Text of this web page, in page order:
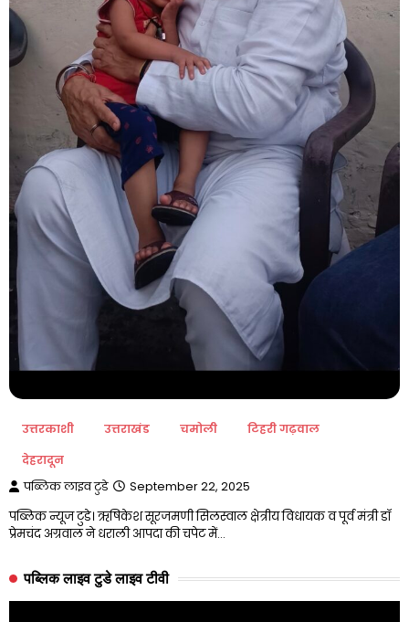
उत्तरकाशी उत्तराखंड चमोली
टिहरी गढ़वाल
देहरादून
पब्लिक लाइव टुडे
September 22, 2025
पब्लिक न्यूज टुडे। ऋषिकेश सूरजमणी सिलस्वाल क्षेत्रीय विधायक व पूर्व मंत्री डॉ
प्रेमचंद अग्रवाल ने धराली आपदा की चपेट में…
पब्लिक लाइव टुडे लाइव टीवी